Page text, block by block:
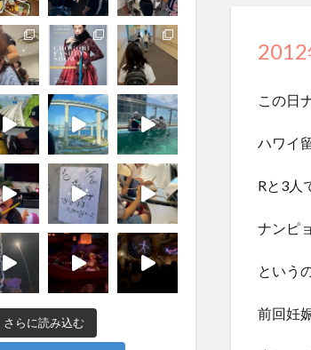
この日
ハワイ
Rと3人
ナンピ
という
前回妊
さらに読み込む